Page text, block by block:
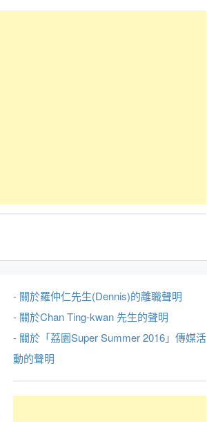
- 關於羅仲仁先生(Dennis)的離職聲明
- 關於Chan Ting-kwan 先生的聲明
- 關於「荔園Super Summer 2016」傳媒活
動的聲明